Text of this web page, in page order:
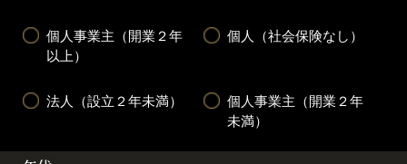
個人事業主（開業２年
以上）
個人（社会保険なし）
法人（設立２年未満）
個人事業主（開業２年
未満）